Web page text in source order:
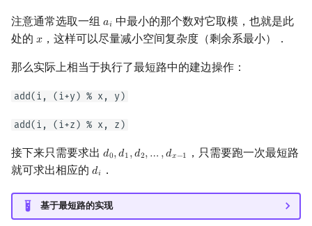
最小表示法
Lyndon 分解
离散对数
高次剩余 & 单位根
莫比乌斯反演
Powerful Number 筛
数值算法
序理论
Berlekamp–Massey 算法
K-D Tree
动态树
PQ 树
手指树
空间优化简介
注意通常选取一组 𝑎𝑖
ai 中最小的那个数对它取模，也就是此
处的 𝑥
x ，这样可以尽量减小空间复杂度（剩余系最小）．
那么实际上相当于执行了最短路中的建边操作：
add(i, (i+y) % x, y)
add(i, (i+z) % x, z)
接下来只需要求出 𝑑0,𝑑1,𝑑2,… ,𝑑𝑥−1
d0,d1,d2, …, dx−1
，只需要跑一次最短路
就可求出相应的 𝑑𝑖
di ．
基于最短路的实现